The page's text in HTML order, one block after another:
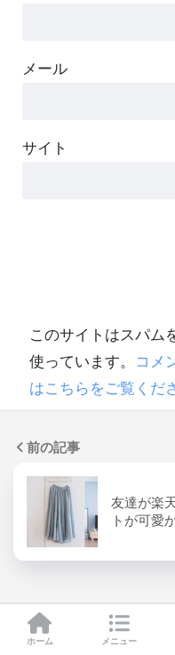
メール
サイト
このサイトはスパム
使っています。 コメ
はこちらをご覧くだ
前の記事
友達が楽
トが可愛
スマホ代節約：UQモバ
ホーム メニュー